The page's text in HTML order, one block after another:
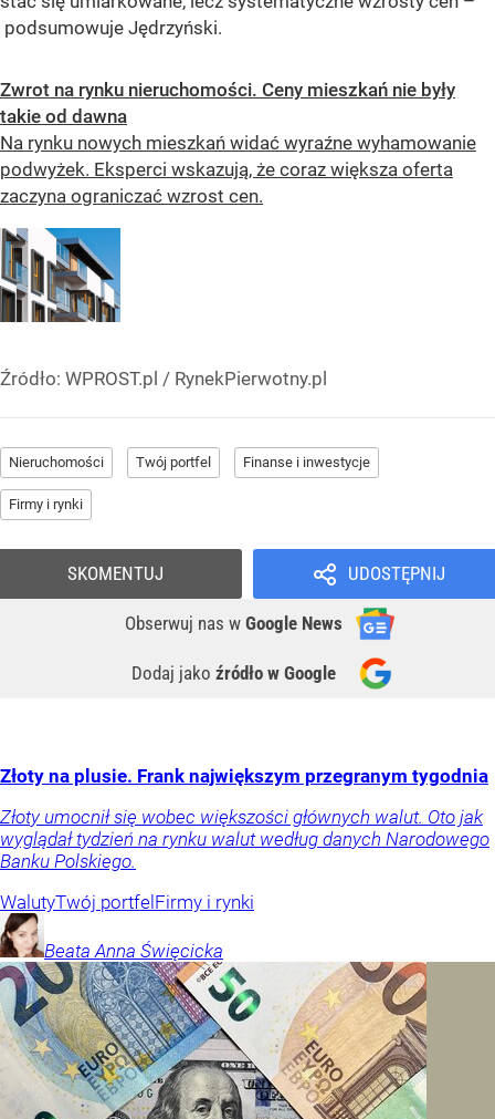
podsumowuje Jędrzyński.
Zwrot na rynku nieruchomości. Ceny mieszkań nie były
takie od dawna
Na rynku nowych mieszkań widać wyraźne wyhamowanie
podwyżek. Eksperci wskazują, że coraz większa oferta
zaczyna ograniczać wzrost cen.
Źródło: WPROST.pl / RynekPierwotny.pl
Nieruchomości Twój portfel Finanse i inwestycje
Firmy i rynki
UDOSTĘPNIJ
Obserwuj nas w Google News
Dodaj jako źródło w Google
SKOMENTUJ
Złoty na plusie. Frank największym przegranym tygodnia
Złoty umocnił się wobec większości głównych walut. Oto jak
wyglądał tydzień na rynku walut według danych Narodowego
Banku Polskiego.
WalutyTwój portfelFirmy i rynki
Beata Anna Święcicka